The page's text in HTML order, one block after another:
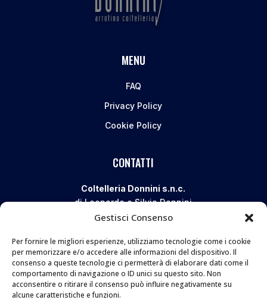
Gestisci Consenso
Per fornire le migliori esperienze, utilizziamo tecnologie come i cookie
per memorizzare e/o accedere alle informazioni del dispositivo. Il
consenso a queste tecnologie ci permetterà di elaborare dati come il
comportamento di navigazione o ID unici su questo sito. Non
acconsentire o ritirare il consenso può influire negativamente su
alcune caratteristiche e funzioni.
MENU
FAQ
Privacy Policy
Cookie Policy
CONTATTI
Coltelleria Donnini s.n.c.
di Leonardo e Silvia Donnini
Via Giovanni Lanza, 70 – 50136 FIRENZE
Telefono e WhatsApp:055 661 438
Email: info@donninicoltelleria.it
FOLLOW